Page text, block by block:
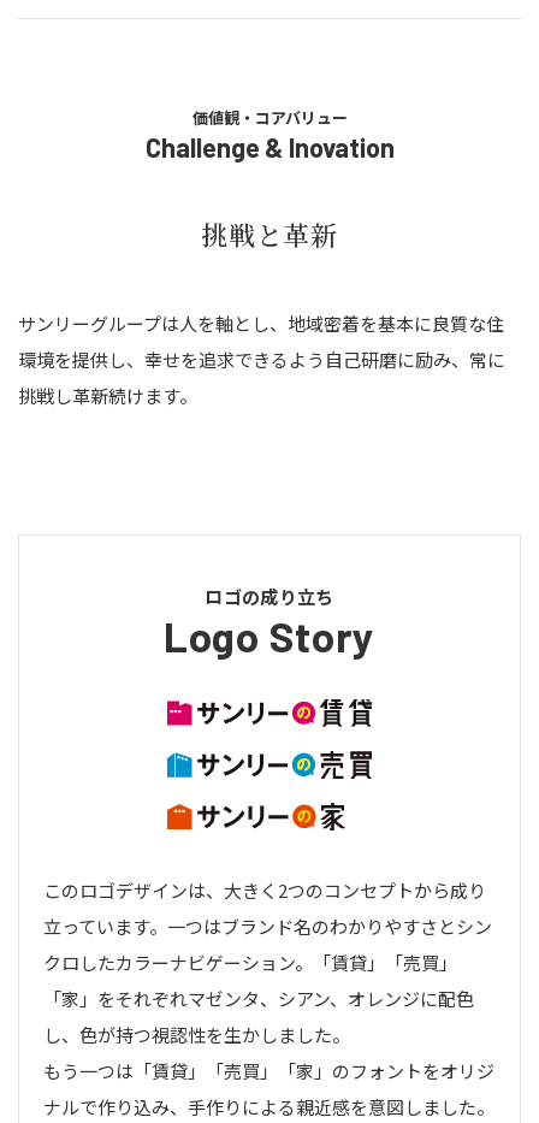
価値観・コアバリュー
Challenge & Inovation
挑戦と革新
サンリーグループは人を軸とし、地域密着を基本に良質な住
環境を提供し、幸せを追求できるよう自己研磨に励み、常に
挑戦し革新続けます。
ロゴの成り立ち
Logo Story
このロゴデザインは、大きく2つのコンセプトから成り
立っています。一つはブランド名のわかりやすさとシン
クロしたカラーナビゲーション。「賃貸」「売買」
「家」をそれぞれマゼンタ、シアン、オレンジに配色
し、色が持つ視認性を生かしました。
もう一つは「賃貸」「売買」「家」のフォントをオリジ
ナルで作り込み、手作りによる親近感を意図しました。